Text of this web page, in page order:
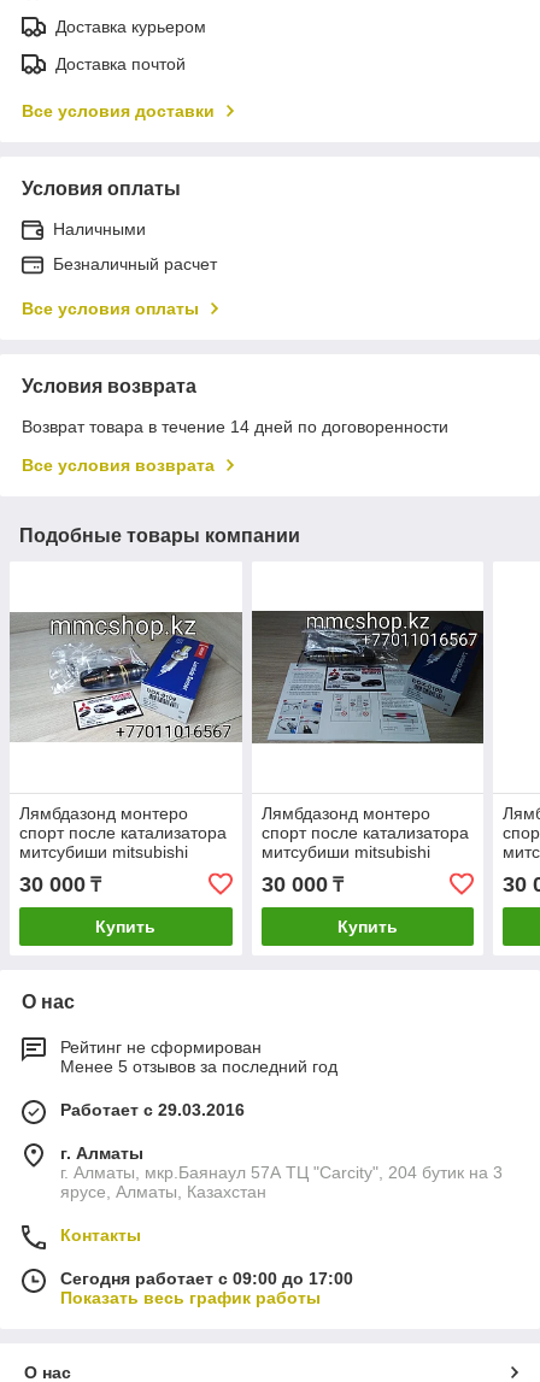
Доставка курьером
Доставка почтой
Все условия доставки
Условия оплаты
Наличными
Безналичный расчет
Все условия оплаты
Условия возврата
Возврат товара в течение 14 дней по договоренности
Все условия возврата
Подобные товары компании
Лямбдазонд монтеро
спорт после катализатора
митсубиши mitsubishi
датчик кислорода
DOX0109 montero sport
30 000 ₸
Купить
Лямбдазонд монтеро
спорт после катализатора
митсубиши mitsubishi
датчик кислорода
DOX0109 montero sport
30 000₸
Купить
30
О нас
Рейтинг не сформирован
Менее 5 отзывов за последний год
Работает с 29.03.2016
г. Алматы
г. Алматы, мкр.Баянаул 57А ТЦ "Carcity", 204 бутик на 3
ярусе, Алматы, Казахстан
Контакты
Сегодня работает с 09:00 до 17:00
Показать весь график работы
О нас